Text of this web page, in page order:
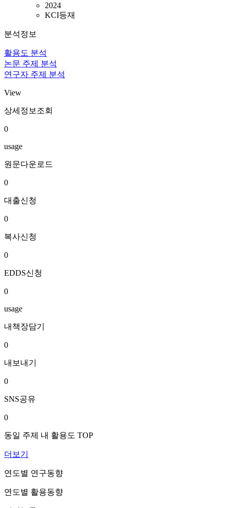
2024
KCI등재
분석정보
활용도 분석
논문 주제 분석
연구자 주제 분석
View
상세정보조회
0
usage
원문다운로드
0
대출신청
0
복사신청
0
EDDS신청
0
usage
내책장담기
0
내보내기
0
SNS공유
0
동일 주제 내 활용도 TOP
더보기
연도별 연구동향
연도별 활용동향